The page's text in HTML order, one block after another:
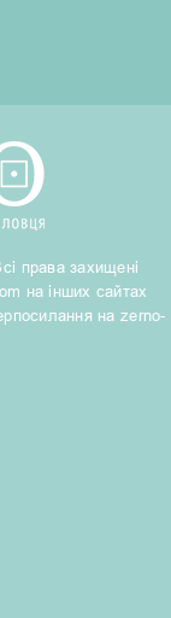
права захищені
на інших сайтах
на zerno-